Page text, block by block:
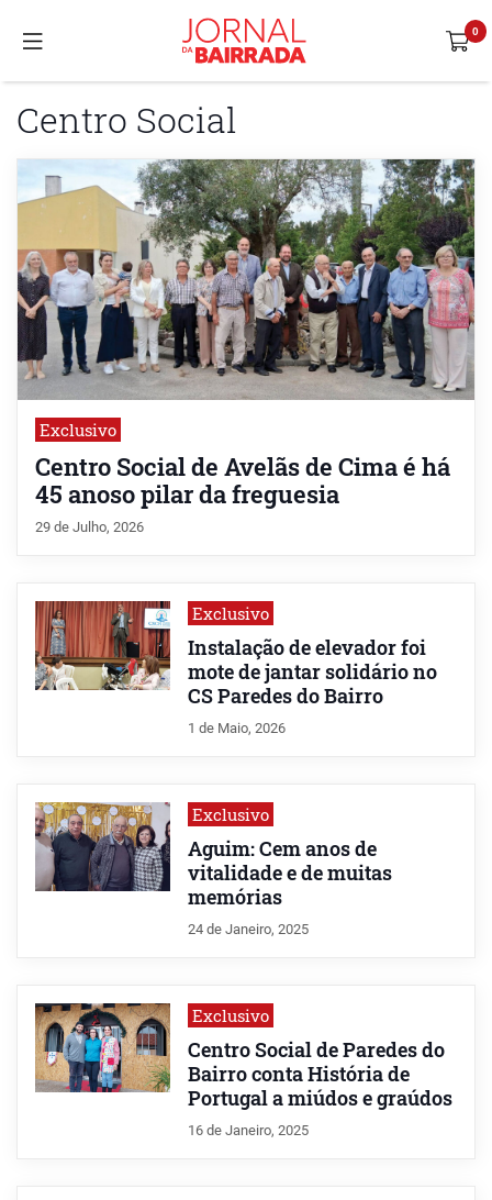
Centro Social
Exclusivo
Centro Social de Avelãs de Cima é há
45 anoso pilar da freguesia
29 de Julho, 2026
Exclusivo
Instalação de elevador foi
mote de jantar solidário no
CS Paredes do Bairro
1 de Maio, 2026
Exclusivo
Aguim: Cem anos de
vitalidade e de muitas
memórias
24 de Janeiro, 2025
Exclusivo
Centro Social de Paredes do
Bairro conta História de
Portugal a miúdos e graúdos
16 de Janeiro, 2025